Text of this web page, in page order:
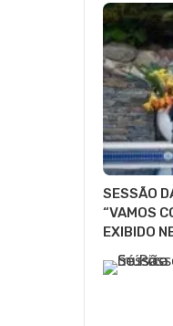
SESSÃO
“VAMOS
EXIBIDO